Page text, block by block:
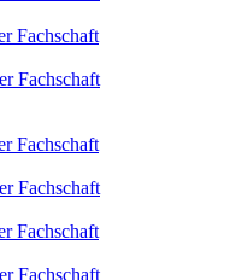
Fachschaft
Fachschaft
Fachschaft
Fachschaft
Fachschaft
Fachschaft